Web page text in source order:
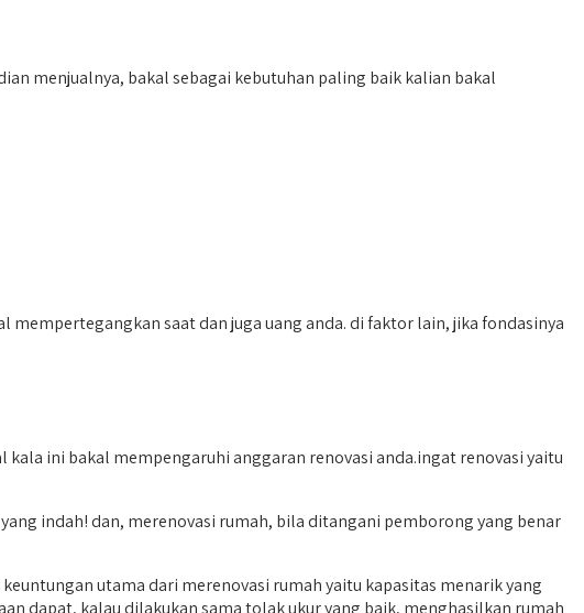
menjualnya, bakal sebagai kebutuhan paling baik kalian bakal
saat dan juga uang anda. di faktor lain, jika fondasinya
ini bakal mempengaruhi anggaran renovasi anda.ingat renovasi yaitu
indah! dan, merenovasi rumah, bila ditangani pemborong yang benar
utama dari merenovasi rumah yaitu kapasitas menarik yang
dapat, kalau dilakukan sama tolak ukur yang baik, menghasilkan rumah